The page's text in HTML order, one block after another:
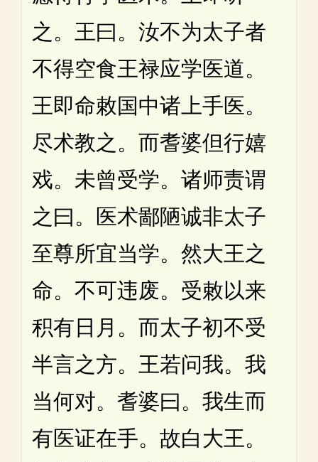
之。王曰。汝不为太子者
不得空食王禄应学医道。
王即命敕国中诸上手医。
尽术教之。而耆婆但行嬉
戏。未曾受学。诸师责谓
之曰。医术鄙陋诚非太子
至尊所宜当学。然大王之
命。不可违废。受敕以来
积有日月。而太子初不受
半言之方。王若问我。我
当何对。耆婆曰。我生而
有医证在手。故白大王。